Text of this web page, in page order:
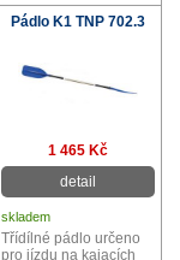
Pádlo K1 TNP 702.3
1 465 Kč
detail
skladem
Třídílné pádlo určeno
pro jízdu na kajacích